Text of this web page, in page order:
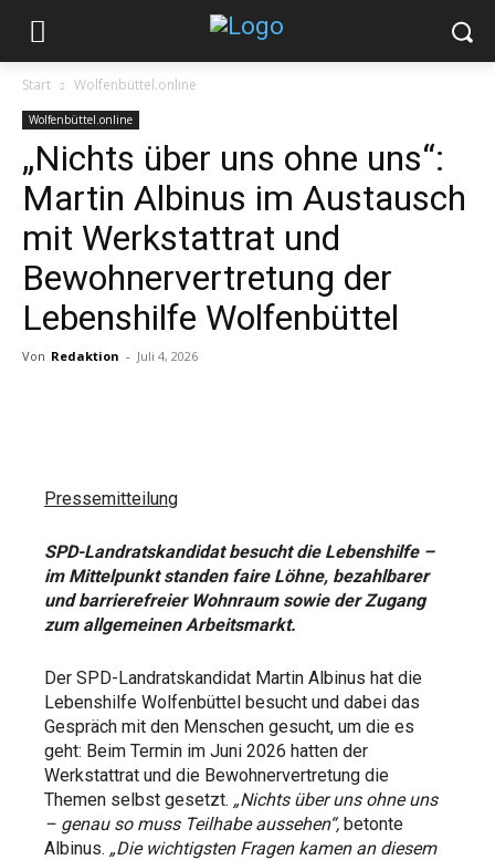
Start Wolfenbüttel.online
Wolfenbüttel.online
„Nichts über uns ohne uns“:
Martin Albinus im Austausch
mit Werkstattrat und
Bewohnervertretung der
Lebenshilfe Wolfenbüttel
Von Redaktion - Juli 4, 2026
Pressemitteilung
SPD-Landratskandidat besucht die Lebenshilfe –
im Mittelpunkt standen faire Löhne, bezahlbarer
und barrierefreier Wohnraum sowie der Zugang
zum allgemeinen Arbeitsmarkt.
Der SPD-Landratskandidat Martin Albinus hat die
Lebenshilfe Wolfenbüttel besucht und dabei das
Gespräch mit den Menschen gesucht, um die es
geht: Beim Termin im Juni 2026 hatten der
Werkstattrat und die Bewohnervertretung die
Themen selbst gesetzt. „Nichts über uns ohne uns
– genau so muss Teilhabe aussehen“, betonte
Albinus. „Die wichtigsten Fragen kamen an diesem